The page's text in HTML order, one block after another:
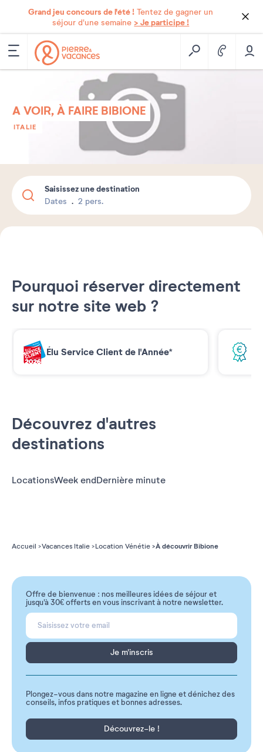
Grand jeu concours de l'été ! Tentez de gagner un
séjour d'une semaine > Je participe !
A VOIR, À FAIRE BIBIONE
ITALIE
Saisissez une destination
Dates 2 pers.
Pourquoi réserver directement
sur notre site web ?
Élu Service Client de l'Année*
Découvrez d'autres
destinations
LocationsWeek endDernière minute
Accueil Vacances Italie Location Vénétie À découvrir Bibione
Offre de bienvenue : nos meilleures idées de séjour et
jusqu'à 30€ offerts en vous inscrivant à notre newsletter.
Je m'inscris
Plongez-vous dans notre magazine en ligne et dénichez des
conseils, infos pratiques et bonnes adresses.
Découvrez-le !